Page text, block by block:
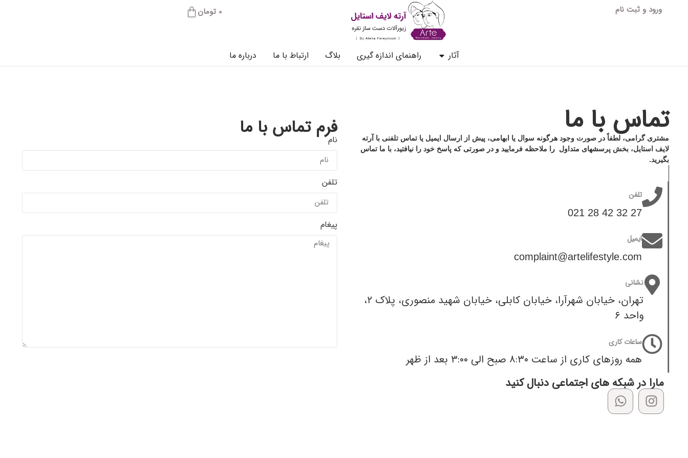
ورود و ثبت نام 0 تومان
آثار راهنمای اندازه گیری بلاگ ارتباط با ما درباره ما
تماس با ما
مشتری گرامی، لطفاً در صورت وجود هرگونه سوال یا ابهامی، پیش از ارسال ایمیل یا تماس تلفنی با آرته
لایف استایل، بخش پرسشهای متداول را ملاحظه فرمایید و در صورتی که پاسخ خود را نیافتید، با ما تماس
بگیرید.
تلفن
27 32 42 28 021
ایمیل
complaint@artelifestyle.com
نشانی
تهران، خیابان شهرآرا، خیابان کابلی، خیابان شهید منصوری، پلاک ۲،
واحد ۶
ساعات کاری
همه روزهای کاری از ساعت ۸:۳۰ صبح الی ۳:۰۰ بعد از ظهر
مارا در شبکه های اجتماعی دنبال کنید
فرم تماس با ما
نام
تلفن
پیغام